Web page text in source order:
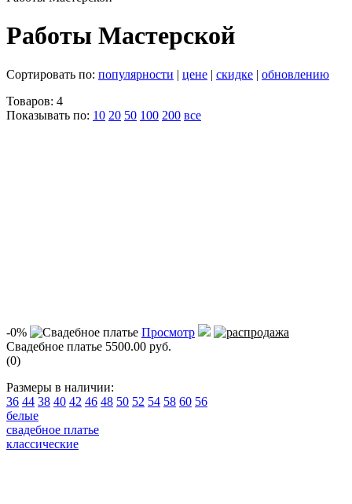
Работы Мастерской
Сортировать по: популярности | цене | скидке | обновлению
Товаров: 4
Показывать по: 10 20 50 100 200 все
-0%
Просмотр
Свадебное платье 5500.00 руб.
(0)
Размеры в наличии:
36 44 38 40 42 46 48 50 52 54 58 60 56
белые
свадебное платье
классические